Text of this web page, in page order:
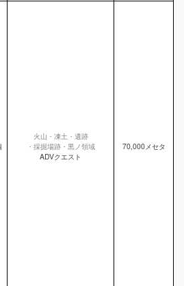
火山・凍土・遺跡
・採掘場跡・黒ノ領域
ADVクエスト
70,000メセタ